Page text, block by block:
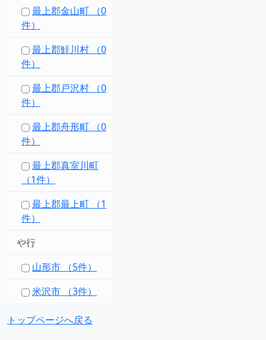
最上郡金山町 （0
件）
最上郡鮭川村 （0
件）
最上郡戸沢村 （0
件）
最上郡舟形町 （0
件）
最上郡真室川町
（1件）
最上郡最上町 （1
件）
や行
山形市 （5件）
米沢市 （3件）
トップページへ戻る